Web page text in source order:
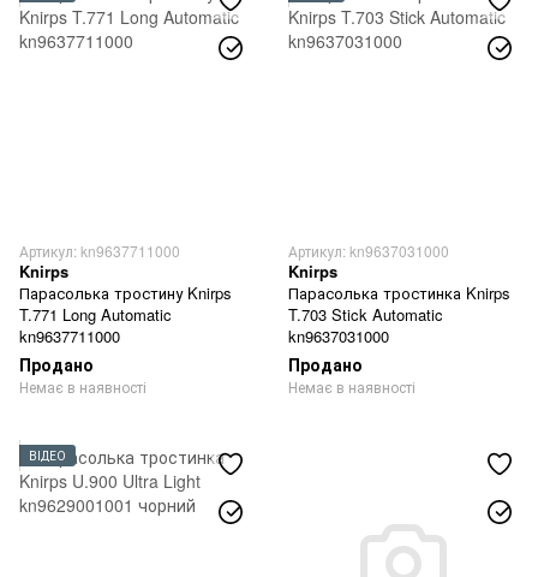
Артикул: kn9637711000
Knirps
Парасолька тростину Knirps
T.771 Long Automatic
kn9637711000
Продано
Немає в наявності
Артикул: kn9637031000
Knirps
Парасолька тростинка Knirps
T.703 Stick Automatic
kn9637031000
Продано
Немає в наявності
ВІДЕО